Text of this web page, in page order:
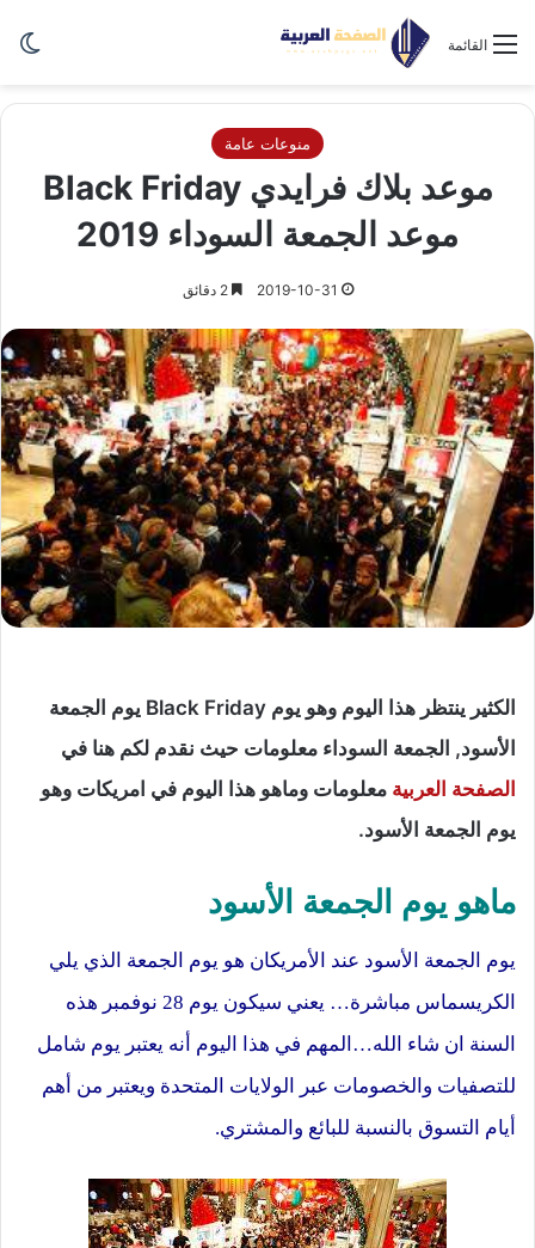
القائمة
منوعات عامة
موعد بلاك فرايدي Black Friday
موعد الجمعة السوداء 2019
2019-10-31 2 دقائق
الكثير ينتظر هذا اليوم وهو يوم Black Friday يوم الجمعة
الأسود, الجمعة السوداء معلومات حيث نقدم لكم هنا في
الصفحة العربية معلومات وماهو هذا اليوم في امريكات وهو
يوم الجمعة الأسود.
ماهو يوم الجمعة الأسود
يوم الجمعة الأسود عند الأمريكان هو يوم الجمعة الذي يلي
الكريسماس مباشرة… يعني سيكون يوم 28 نوفمبر هذه
السنة ان شاء الله…المهم في هذا اليوم أنه يعتبر يوم شامل
للتصفيات والخصومات عبر الولايات المتحدة ويعتبر من أهم
أيام التسوق بالنسبة للبائع والمشتري.